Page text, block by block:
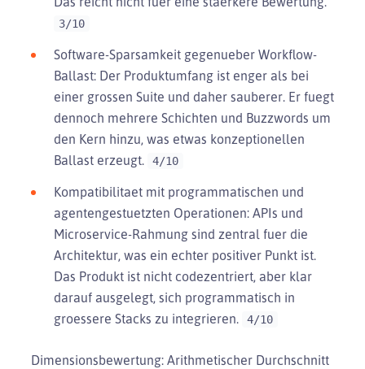
3/10
Software-Sparsamkeit gegenueber Workflow-
Ballast: Der Produktumfang ist enger als bei
einer grossen Suite und daher sauberer. Er fuegt
dennoch mehrere Schichten und Buzzwords um
den Kern hinzu, was etwas konzeptionellen
Ballast erzeugt.
4/10
Kompatibilitaet mit programmatischen und
agentengestuetzten Operationen: APIs und
Microservice-Rahmung sind zentral fuer die
Architektur, was ein echter positiver Punkt ist.
Das Produkt ist nicht codezentriert, aber klar
darauf ausgelegt, sich programmatisch in
groessere Stacks zu integrieren.
4/10
Dimensionsbewertung: Arithmetischer Durchschnitt